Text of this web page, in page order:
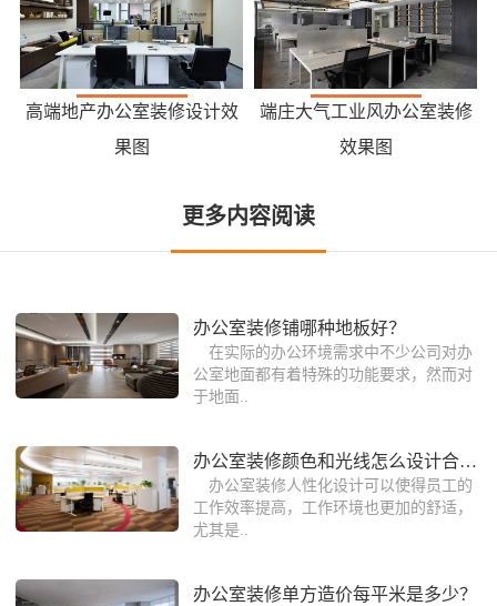
高端地产办公室装修设计效
果图
端庄大气工业风办公室装修
效果图
更多内容阅读
​办公室装修铺哪种地板好？
在实际的办公环境需求中不少公司对办
公室地面都有着特殊的功能要求，然而对
于地面..
办公室装修颜色和光线怎么设计合理？
办公室装修人性化设计可以使得员工的
工作效率提高，工作环境也更加的舒适，
尤其是..
办公室装修单方造价每平米是多少？